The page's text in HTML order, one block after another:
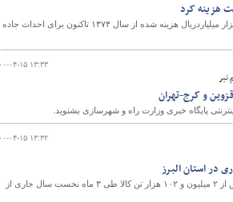
مدیرکل راه و شهرسازی کهگیلویه و بویراحمد گفت: از مجموع ۱۱هزار میلیاردریال هزینه شده از سال ۱۳۷۴ تاکنون برای احداث جاده
۱۴۰۰-۰۴-۱۵
و کرج-تهران
پایگاه خبری وزارت راه و شهرسازی بشنوید.
۱۴۰۰-۰۴-۱۵
مدیرکل راهداری و حمل و نقل جاده‌ای استان البرز از جابه‌جایی بیش از ۲ میلیون و ۱۰۲ هزار تن کالا طی ۳ ماه نخست سال جاری از